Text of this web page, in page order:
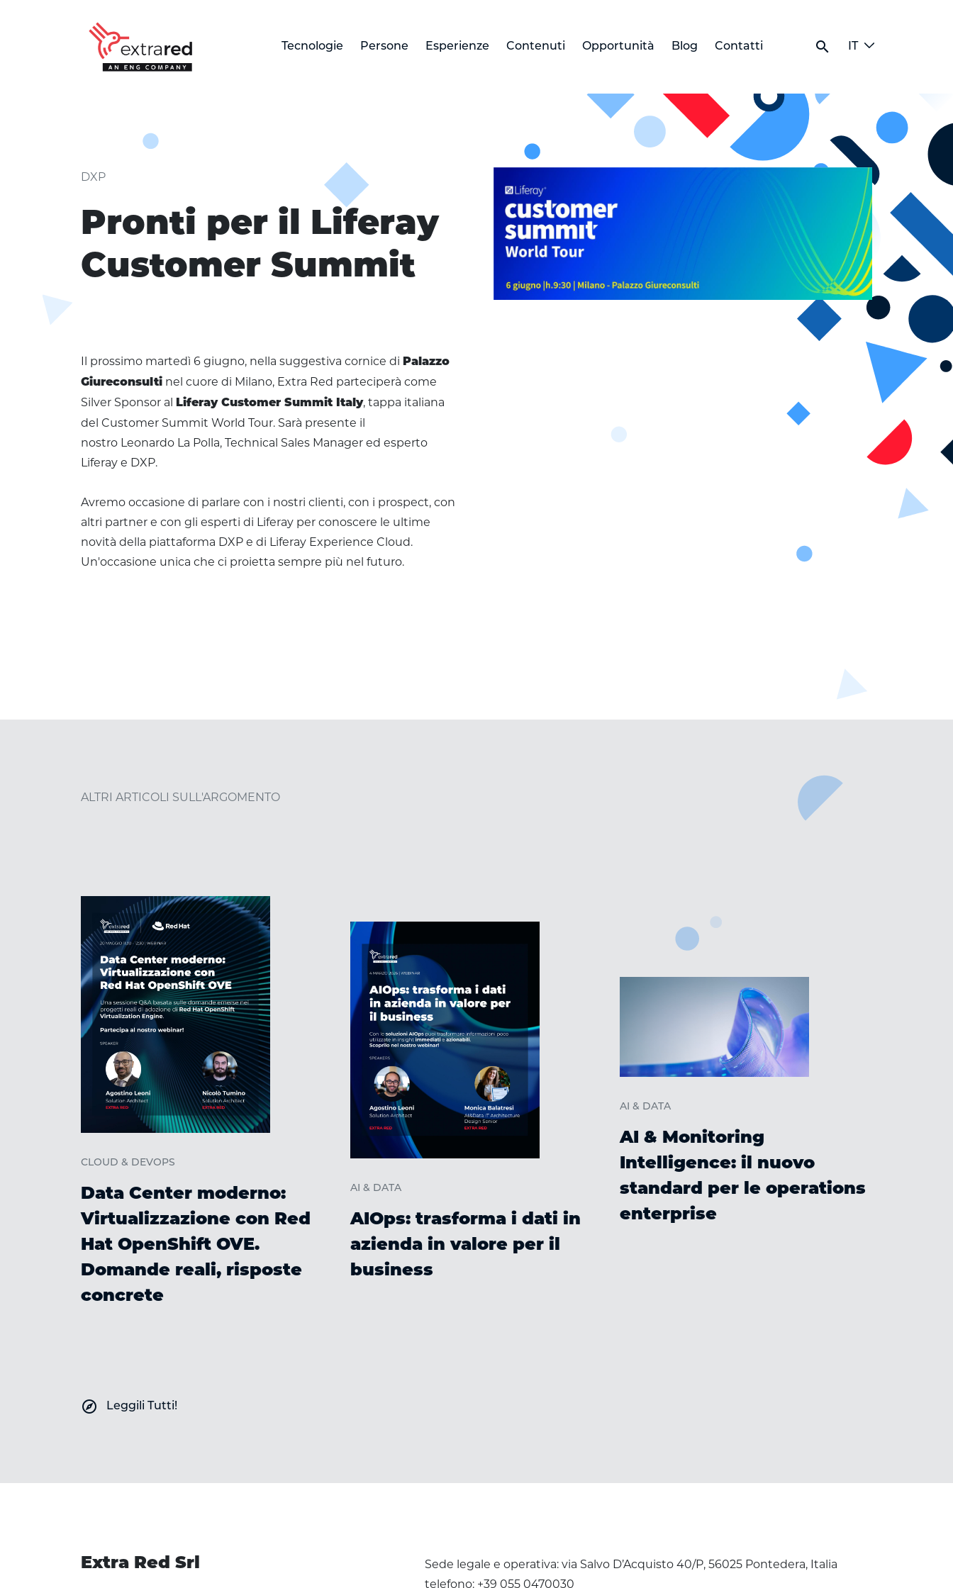
Tecnologie Persone Esperienze Contenuti Opportunità Blog Contatti search
DXP
Pronti per il Liferay
Customer Summit
Il prossimo martedì 6 giugno, nella suggestiva cornice di Palazzo
Giureconsulti nel cuore di Milano, Extra Red parteciperà come
Silver Sponsor al Liferay Customer Summit Italy, tappa italiana
del Customer Summit World Tour. Sarà presente il
nostro Leonardo La Polla, Technical Sales Manager ed esperto
Liferay e DXP.
Avremo occasione di parlare con i nostri clienti, con i prospect, con
altri partner e con gli esperti di Liferay per conoscere le ultime
novità della piattaforma DXP e di Liferay Experience Cloud.
Un'occasione unica che ci proietta sempre più nel futuro.
ALTRI ARTICOLI SULL'ARGOMENTO
CLOUD & DEVOPS
Data Center moderno:
Virtualizzazione con Red
Hat OpenShift OVE.
Domande reali, risposte
concrete
AI & DATA
AIOps: trasforma i dati in
azienda in valore per il
business
AI & DATA
AI & Monitoring
Intelligence: il nuovo
standard per le operations
enterprise
explore Leggili Tutti!
Extra Red Srl
Sede legale e operativa: via Salvo D’Acquisto 40/P, 56025 Pontedera, Italia
telefono: +39 055 0470030